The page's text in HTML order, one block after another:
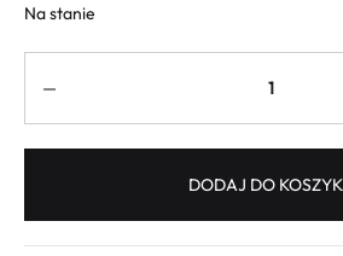
Na stanie
DODAJ DO